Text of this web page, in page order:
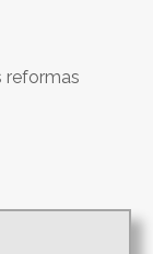
reformas